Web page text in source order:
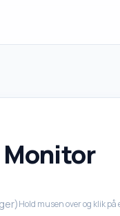
Monitor
Hold musen over og klik